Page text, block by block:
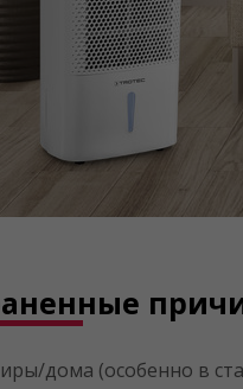
дома (особенно в